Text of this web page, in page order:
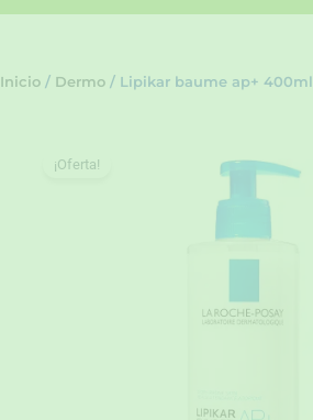
Inicio / Dermo / Lipikar baume ap+ 400ml
¡Oferta!